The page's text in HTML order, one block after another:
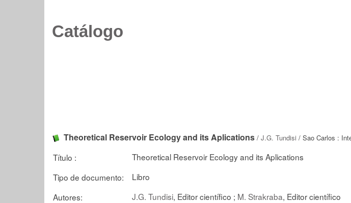
Catálogo
Theoretical Reservoir Ecology and its Aplications / J.G. Tundisi / Sao Carlos :
Título :
Theoretical Reservoir Ecology and its Aplications
Tipo de documento:
Libro
Autores:
J.G. Tundisi, Editor científico ; M. Strakraba, Editor científico